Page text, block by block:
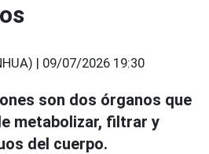
| 09/07/2026 19:30
son dos órganos que
metabolizar, filtrar y
del cuerpo.